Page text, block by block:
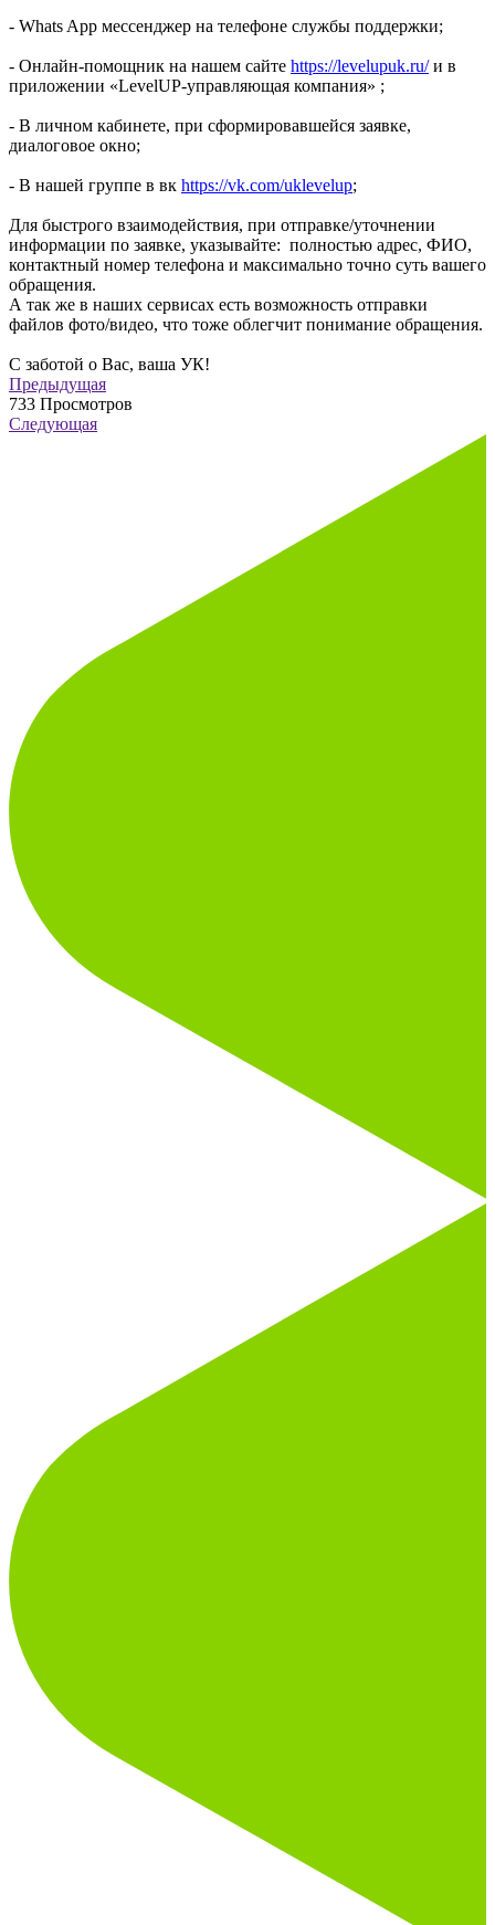
- Whats App мессенджер на телефоне службы поддержки;
- Онлайн-помощник на нашем сайте https://levelupuk.ru/и в
приложении «LevelUP-управляющая компания» ;
- В личном кабинете, при сформировавшейся заявке,
диалоговое окно;
- В нашей группе в вк https://vk.com/uklevelup;
Для быстрого взаимодействия, при отправке/уточнении
информации по заявке, указывайте: полностью адрес, ФИО,
контактный номер телефона и максимально точно суть вашего
обращения.
А так же в наших сервисах есть возможность отправки
файлов фото/видео, что тоже облегчит понимание обращения.
С заботой о Вас, ваша УК!
Предыдущая
733 Просмотров
Следующая